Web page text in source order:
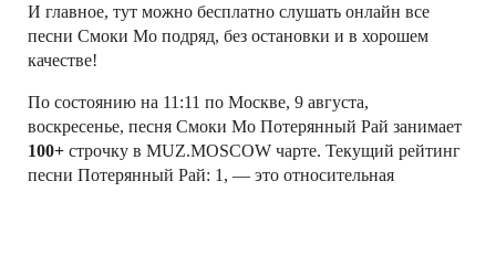
И главное, тут можно бесплатно слушать онлайн все
песни Смоки Мо подряд, без остановки и в хорошем
качестве!
По состоянию на 11:11 по Москве, 9 августа,
воскресенье, песня Смоки Мо Потерянный Рай занимает
100+ строчку в MUZ.MOSCOW чарте. Текущий рейтинг
песни Потерянный Рай: 1, — это относительная